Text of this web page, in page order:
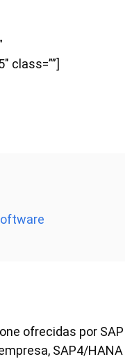
class=””]
ofrecidas por SAP
SAP4/HANA